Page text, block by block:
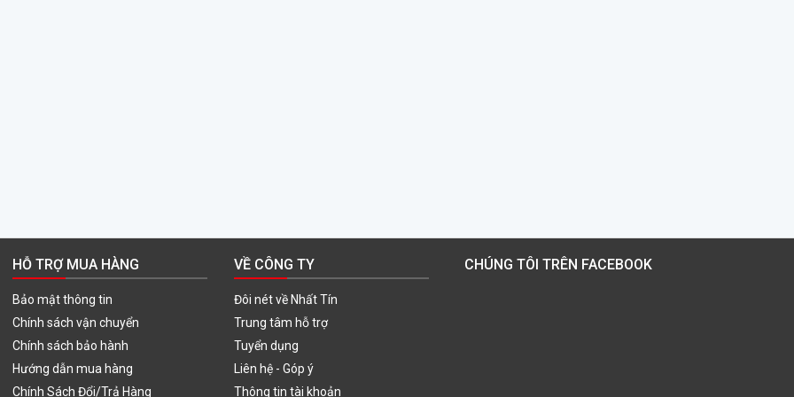
CHÚNG TÔI TRÊN FACEBOOK
HỖ TRỢ MUA HÀNG
Bảo mật thông tin
Chính sách vận chuyển
Chính sách bảo hành
Hướng dẫn mua hàng
Chính Sách Đổi/Trả Hàng
VỀ CÔNG TY
Đôi nét về Nhất Tín
Trung tâm hỗ trợ
Tuyển dụng
Liên hệ - Góp ý
Thông tin tài khoản